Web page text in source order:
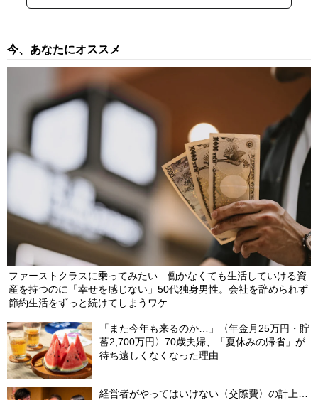
【第68回】 富裕層、激震！最高裁「路線価認めず」2億4,050万
【第67回】 急激な円安が進んでいるが…遺産に「外貨建て保
険」があった場合の評価方法【税理士によるシミュレーショ
2022/04/23
今、あなたにオススメ
ファーストクラスに乗ってみたい…働かなくても生活していける資
産を持つのに「幸せを感じない」50代独身男性。会社を辞められず
節約生活をずっと続けてしまうワケ
「また今年も来るのか…」〈年金月25万円・貯
蓄2,700万円〉70歳夫婦、「夏休みの帰省」が
待ち遠しくなくなった理由
経営者がやってはいけない〈交際費〉の計上…